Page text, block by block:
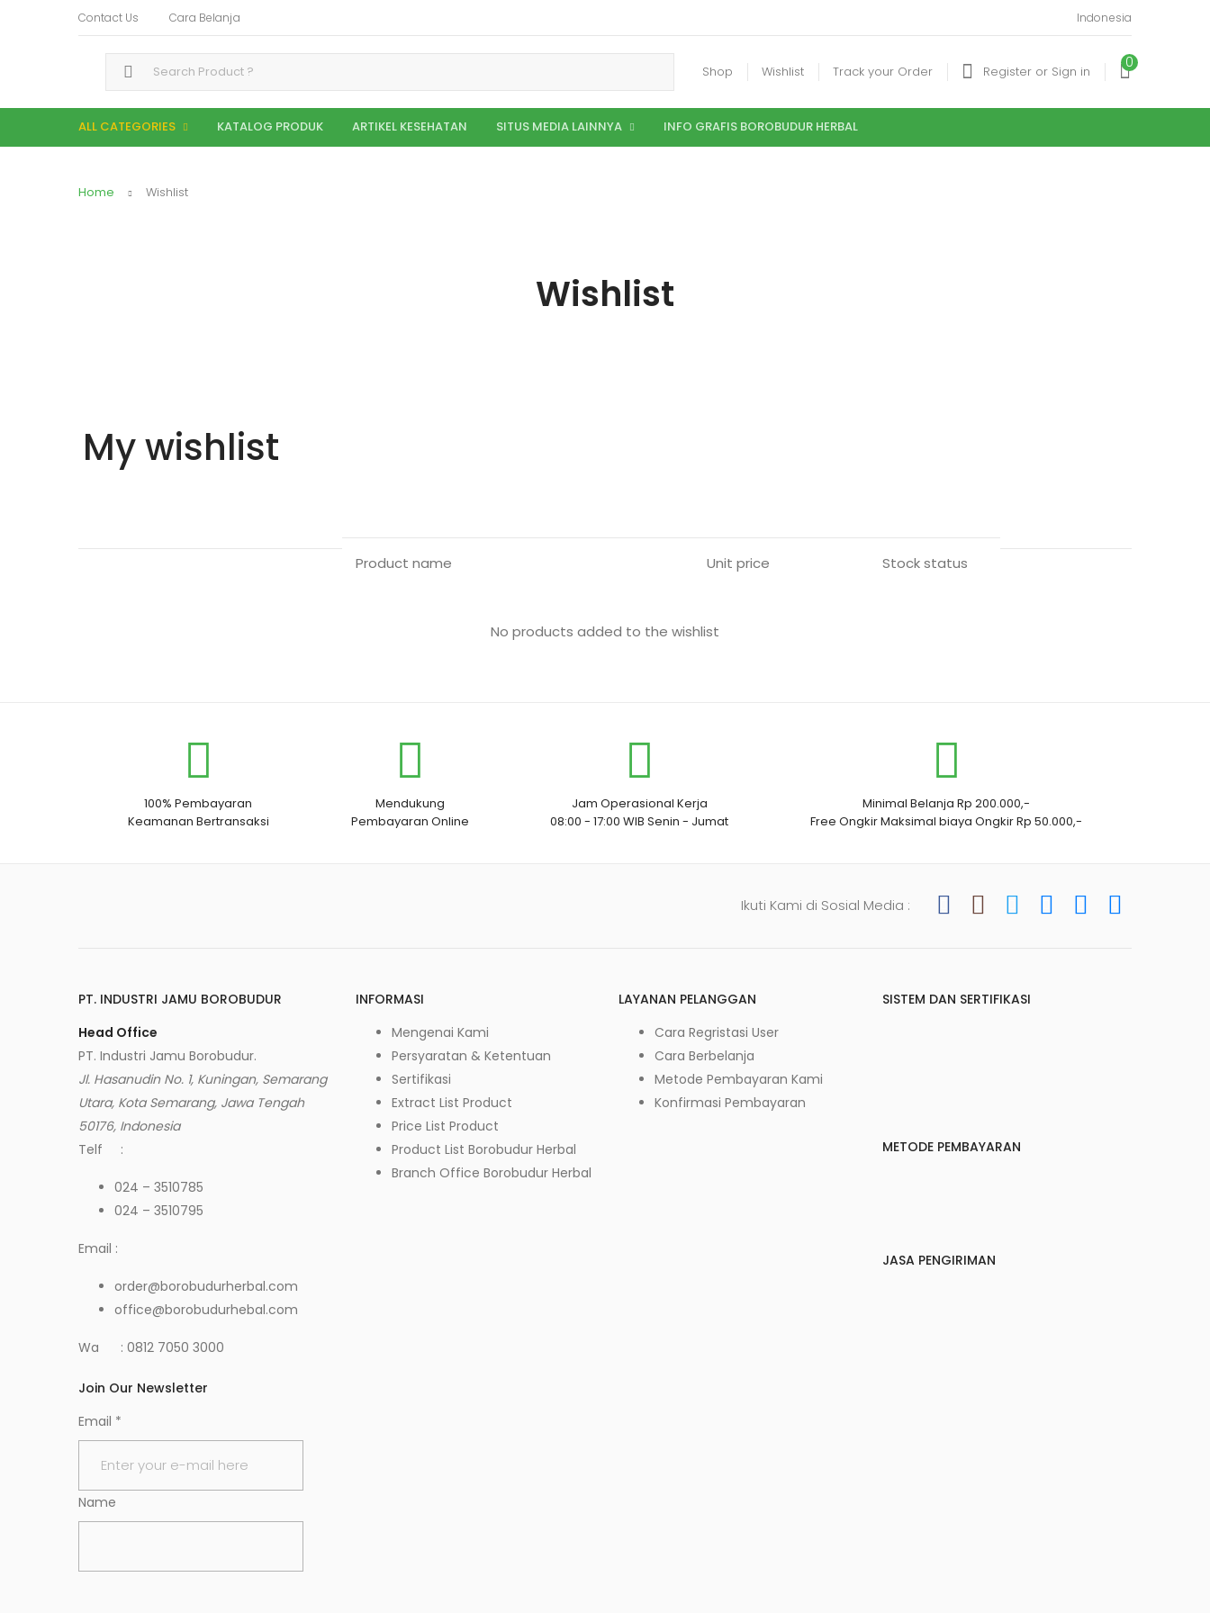
Contact Us Cara Belanja Indonesia
Search for: Shop Wishlist Track your Order Register or Sign in
0
ALL CATEGORIES KATALOG PRODUK ARTIKEL KESEHATAN SITUS MEDIA LAINNYA INFO GRAFIS BOROBUDUR HERBAL
Home Wishlist
Wishlist
My wishlist
Product name Unit price Stock status
No products added to the wishlist
100% Pembayaran
Keamanan Bertransaksi
Mendukung
Pembayaran Online
Jam Operasional Kerja
08:00 - 17:00 WIB Senin - Jumat
Minimal Belanja Rp 200.000,-
Free Ongkir Maksimal biaya Ongkir Rp 50.000,-
Ikuti Kami di Sosial Media :
PT. INDUSTRI JAMU BOROBUDUR
Head Office
PT. Industri Jamu Borobudur.
Jl. Hasanudin No. 1, Kuningan, Semarang
Utara, Kota Semarang, Jawa Tengah
50176, Indonesia
Telf :
024 – 3510785
024 – 3510795
Email :
order@borobudurherbal.com
office@borobudurhebal.com
Wa : 0812 7050 3000
Join Our Newsletter
Email *
Name
INFORMASI
Mengenai Kami
Persyaratan & Ketentuan
Sertifikasi
Extract List Product
Price List Product
Product List Borobudur Herbal
Branch Office Borobudur Herbal
LAYANAN PELANGGAN
Cara Regristasi User
Cara Berbelanja
Metode Pembayaran Kami
Konfirmasi Pembayaran
SISTEM DAN SERTIFIKASI
METODE PEMBAYARAN
JASA PENGIRIMAN